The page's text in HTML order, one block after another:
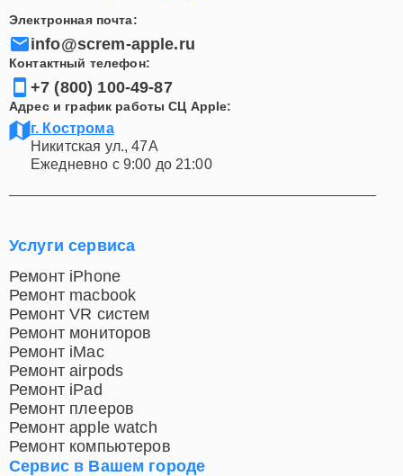
Электронная почта:
info@screm-apple.ru
Контактный телефон:
+7 (800) 100-49-87
Адрес и график работы СЦ Apple:
г. Кострома
Никитская ул., 47А
Ежедневно с 9:00 до 21:00
Сервис в Вашем городе
Услуги сервиса
Ремонт iPhone
Ремонт macbook
Ремонт VR систем
Ремонт мониторов
Ремонт iMac
Ремонт airpods
Ремонт iPad
Ремонт плееров
Ремонт apple watch
Ремонт компьютеров